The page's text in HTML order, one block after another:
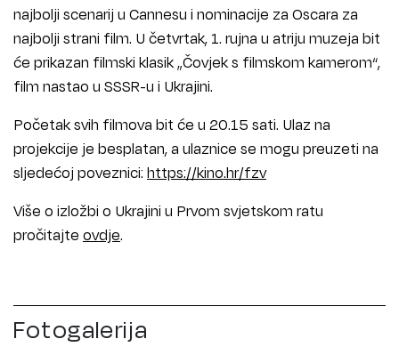
najbolji scenarij u Cannesu i nominacije za Oscara za
najbolji strani film. U četvrtak, 1. rujna u atriju muzeja bit
će prikazan filmski klasik „Čovjek s filmskom kamerom“,
film nastao u SSSR-u i Ukrajini.
Početak svih filmova bit će u 20.15 sati. Ulaz na
projekcije je besplatan, a ulaznice se mogu preuzeti na
sljedećoj poveznici: https://kino.hr/fzv
Više o izložbi o Ukrajini u Prvom svjetskom ratu
pročitajte ovdje.
Fotogalerija